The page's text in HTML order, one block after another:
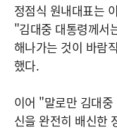
정점식 원내대표는
"김대중 대통령께서
해나가는 것이 바람
했다.
이어 "말로만 김대
신을 완전히 배신한